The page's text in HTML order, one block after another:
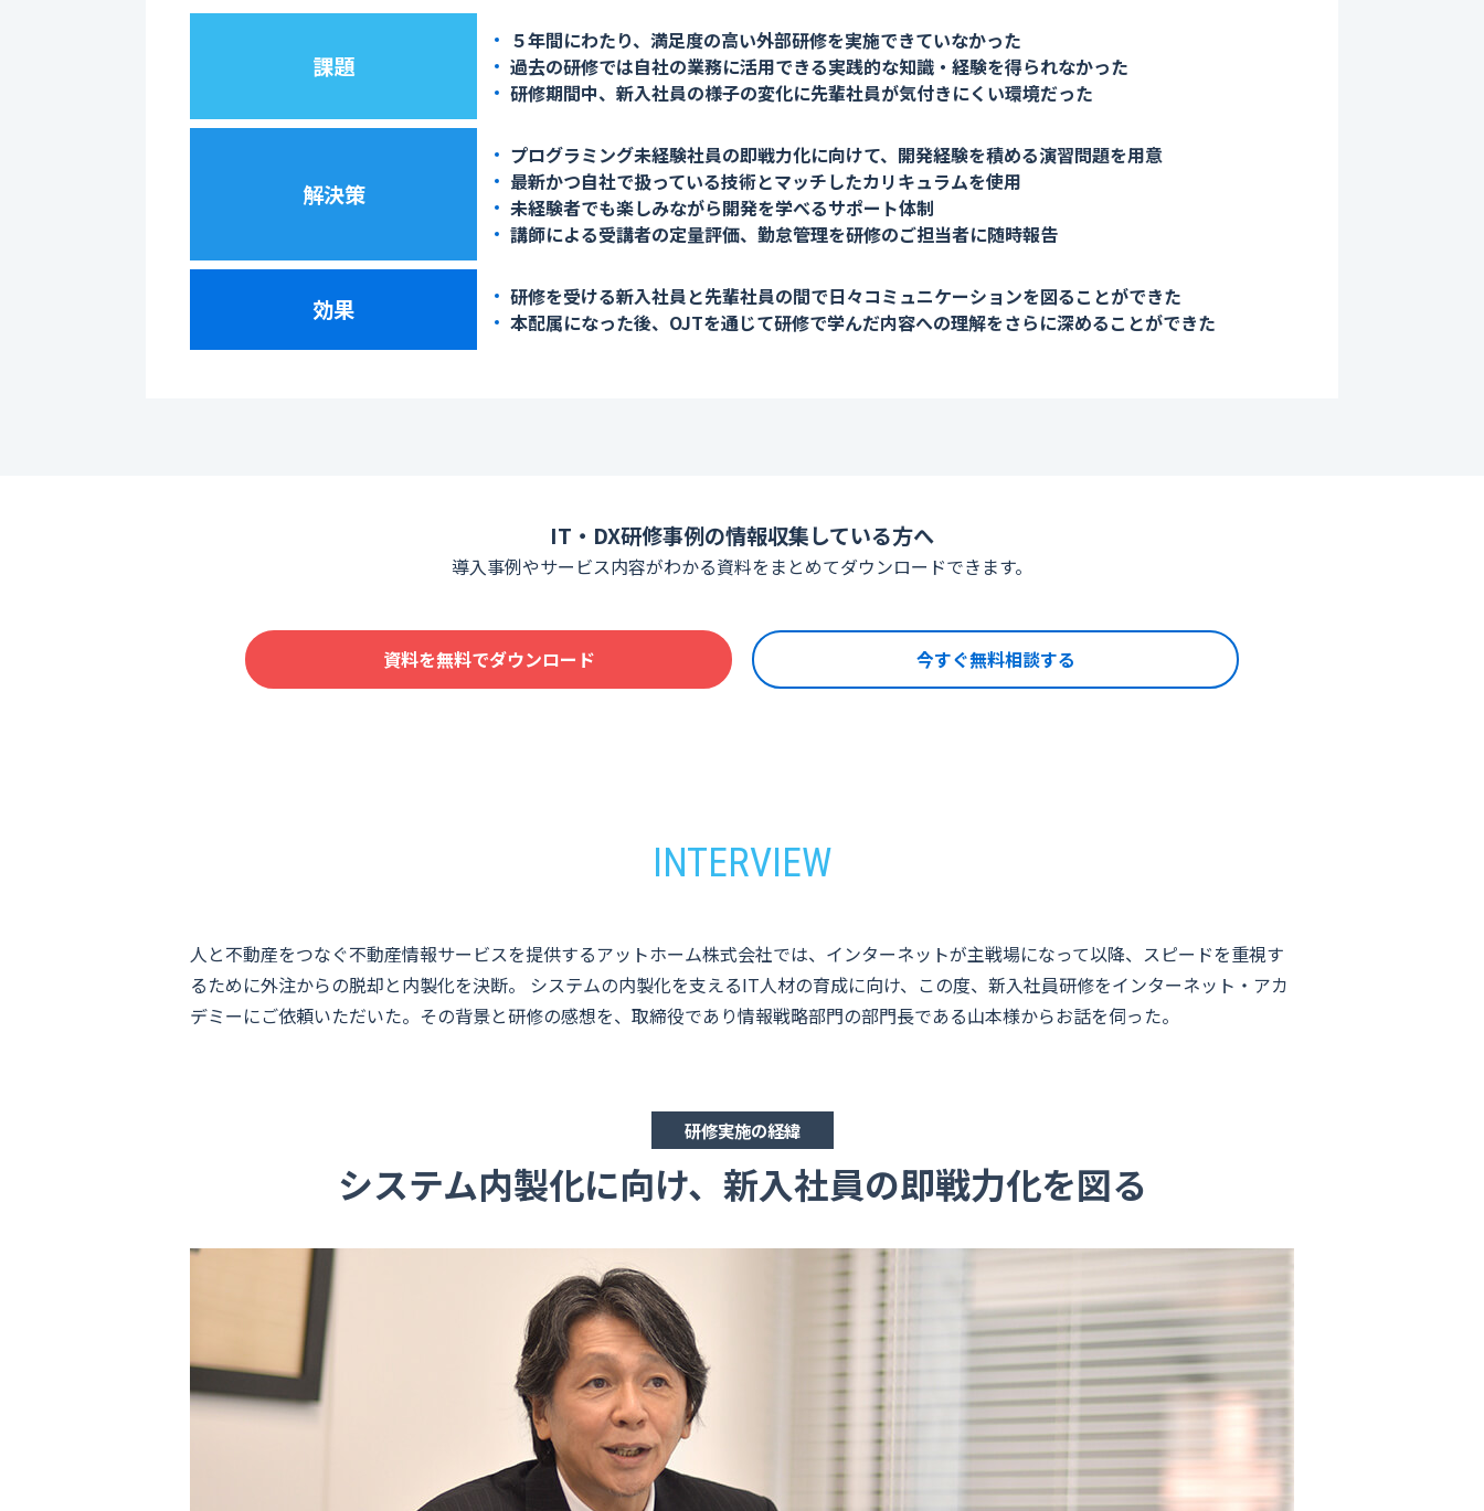
課題
５年間にわたり、満足度の高い外部研修を実施できていなかった
過去の研修では自社の業務に活用できる実践的な知識・経験を得られなかった
研修期間中、新入社員の様子の変化に先輩社員が気付きにくい環境だった
解決策
プログラミング未経験社員の即戦力化に向けて、開発経験を積める演習問題を用意
最新かつ自社で扱っている技術とマッチしたカリキュラムを使用
未経験者でも楽しみながら開発を学べるサポート体制
講師による受講者の定量評価、勤怠管理を研修のご担当者に随時報告
効果
研修を受ける新入社員と先輩社員の間で日々コミュニケーションを図ることができた
本配属になった後、OJTを通じて研修で学んだ内容への理解をさらに深めることができた
IT・DX研修事例の情報収集している方へ
導入事例やサービス内容がわかる資料をまとめてダウンロードできます。
資料を無料でダウンロード 今すぐ無料相談する
人と不動産をつなぐ不動産情報サービスを提供するアットホーム株式会社では、インターネットが主戦場になって以降、スピードを重視す
るために外注からの脱却と内製化を決断。 システムの内製化を支えるIT人材の育成に向け、この度、新入社員研修をインターネット・アカ
デミーにご依頼いただいた。その背景と研修の感想を、取締役であり情報戦略部門の部門長である山本様からお話を伺った。
研修実施の経緯
システム内製化に向け、新入社員の即戦力化を図る